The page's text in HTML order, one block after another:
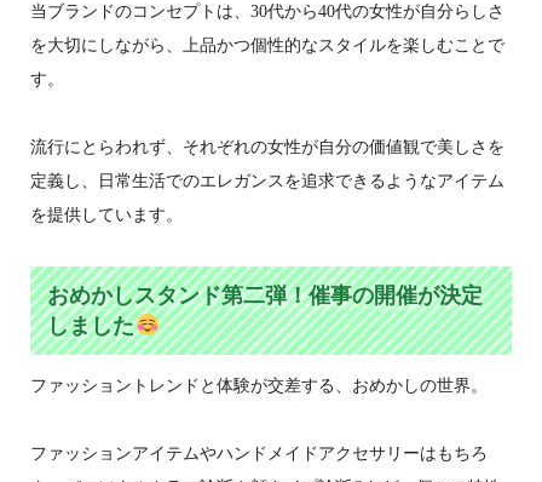
当ブランドのコンセプトは、30代から40代の女性が自分らしさ
を大切にしながら、上品かつ個性的なスタイルを楽しむことで
す。
流行にとらわれず、それぞれの女性が自分の価値観で美しさを
定義し、日常生活でのエレガンスを追求できるようなアイテム
を提供しています。
おめかしスタンド第二弾！催事の開催が決定
しました
ファッショントレンドと体験が交差する、おめかしの世界。
ファッションアイテムやハンドメイドアクセサリーはもちろ